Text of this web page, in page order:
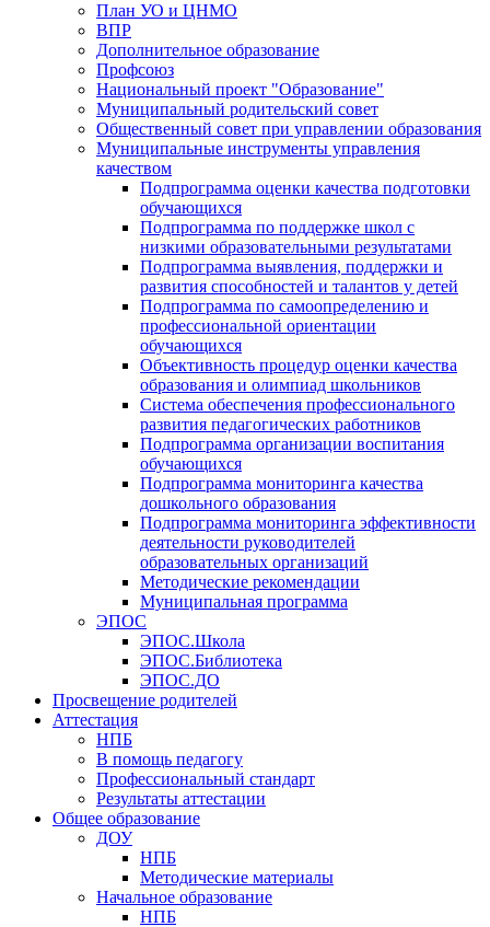
План УО и ЦНМО
ВПР
Дополнительное образование
Профсоюз
Национальный проект "Образование"
Муниципальный родительский совет
Общественный совет при управлении образования
Муниципальные инструменты управления
качеством
Подпрограмма оценки качества подготовки
обучающихся
Подпрограмма по поддержке школ с
низкими образовательными результатами
Подпрограмма выявления, поддержки и
развития способностей и талантов у детей
Подпрограмма по самоопределению и
профессиональной ориентации
обучающихся
Объективность процедур оценки качества
образования и олимпиад школьников
Система обеспечения профессионального
развития педагогических работников
Подпрограмма организации воспитания
обучающихся
Подпрограмма мониторинга качества
дошкольного образования
Подпрограмма мониторинга эффективности
деятельности руководителей
образовательных организаций
Методические рекомендации
Муниципальная программа
ЭПОС
ЭПОС.Школа
ЭПОС.Библиотека
ЭПОС.ДО
Просвещение родителей
Аттестация
НПБ
В помощь педагогу
Профессиональный стандарт
Результаты аттестации
Общее образование
ДОУ
НПБ
Методические материалы
Начальное образование
НПБ